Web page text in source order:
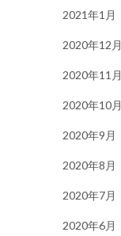
2021年1月
2020年12月
2020年11月
2020年10月
2020年9月
2020年8月
2020年7月
2020年6月